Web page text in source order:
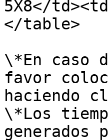
5X8</
</table>
\*En caso
favor
haciendo
\*Los
generados